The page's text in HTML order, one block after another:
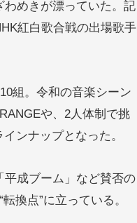
めきが漂っていた。記
紅白歌合戦の出場歌手
組。令和の音楽シーン
や、2人体制で挑
ンナップとなった。
成ブーム」など賛否の
換点”に立っている。